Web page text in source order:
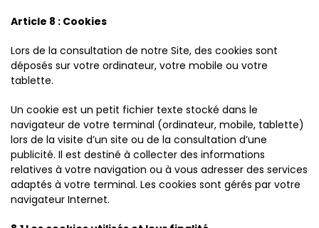
Article 8 : Cookies
Lors de la consultation de notre Site, des cookies sont
déposés sur votre ordinateur, votre mobile ou votre
tablette.
Un cookie est un petit fichier texte stocké dans le
navigateur de votre terminal (ordinateur, mobile, tablette)
lors de la visite d’un site ou de la consultation d’une
publicité. Il est destiné à collecter des informations
relatives à votre navigation ou à vous adresser des services
adaptés à votre terminal. Les cookies sont gérés par votre
navigateur Internet.